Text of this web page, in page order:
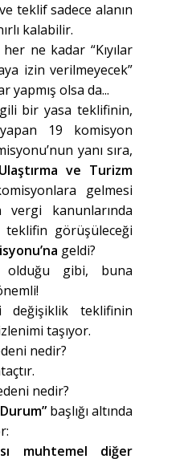
teklif sadece alanın
kalabilir.
ne kadar “Kıyılar
izin verilmeyecek”
yapmış olsa da...
bir yasa teklifinin,
19 komisyon
yanı sıra,
ve Turizm
gelmesi
vergi kanunlarında
görüşüleceği
geldi?
gibi, buna
değişiklik teklifinin
taşıyor.
nedir?
nedir?
başlığı altında
muhtemel diğer